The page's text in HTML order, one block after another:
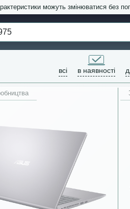
можуть змінюватися без
всі в наявності